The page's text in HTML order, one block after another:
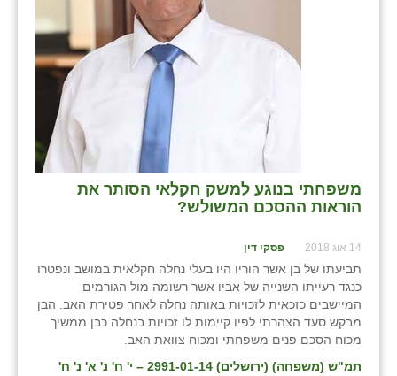
משפחתי בנוגע למשק חקלאי הסותר את
הוראות ההסכם המשולש?
14 אוג 2018 פסקי דין
תביעתו של בן אשר הוריו היו בעלי נחלה חקלאית במושב ונפטרו
כנגד רעייתו השנייה של אביו אשר רשומה מול הגורמים
המיישבים כזכאית לזכויות באותה נחלה לאחר פטירת האב. הבן
מבקש סעד הצהרתי לפיו קיימות לו זכויות בנחלה כבן ממשיך
מכוח הסכם פנים משפחתי ומכוח צוואת האב.
תמ"ש (משפחה) (ירושלים) 2991-01-14 – י' ח' נ' א' נ' ח'